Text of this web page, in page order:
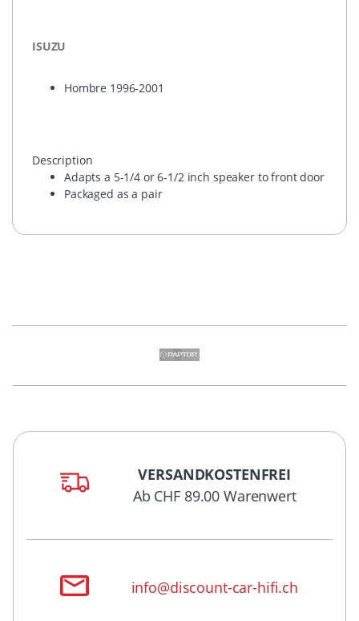
ISUZU
Hombre 1996-2001
Description
Adapts a 5-1/4 or 6-1/2 inch speaker to front door
Packaged as a pair
VERSANDKOSTENFREI
Ab CHF 89.00 Warenwert
info@discount-car-hifi.ch